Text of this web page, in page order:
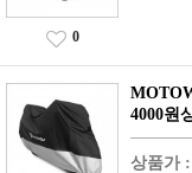
0
4000원
상품가 :